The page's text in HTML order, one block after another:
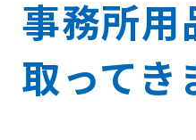
事務所用
取ってき